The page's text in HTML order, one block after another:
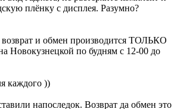
плёнку с дисплея. Разумно?
и обмен производится ТОЛЬКО
Новокузнецкой по будням с 12-00 до
каждого ))
напоследок. Возврат да обмен это